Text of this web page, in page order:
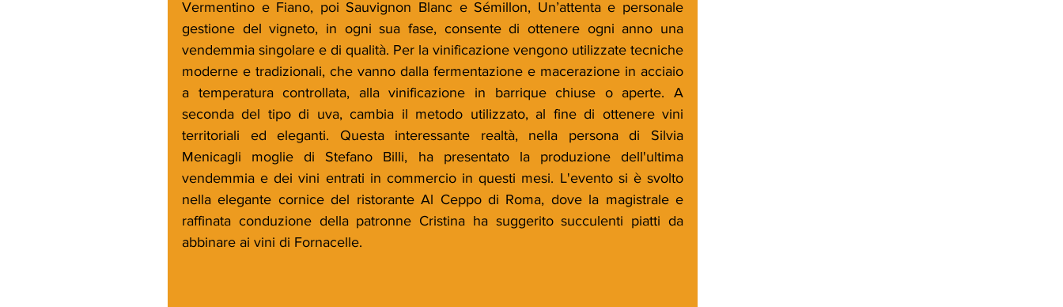
Vermentino e Fiano, poi Sauvignon Blanc e Sémillon, Un’attenta e personale
gestione del vigneto, in ogni sua fase, consente di ottenere ogni anno una
vendemmia singolare e di qualità. Per la vinificazione vengono utilizzate tecniche
moderne e tradizionali, che vanno dalla fermentazione e macerazione in acciaio
a temperatura controllata, alla vinificazione in barrique chiuse o aperte. A
seconda del tipo di uva, cambia il metodo utilizzato, al fine di ottenere vini
territoriali ed eleganti. Questa interessante realtà, nella persona di Silvia
Menicagli moglie di Stefano Billi, ha presentato la produzione dell'ultima
vendemmia e dei vini entrati in commercio in questi mesi. L'evento si è svolto
nella elegante cornice del ristorante Al Ceppo di Roma, dove la magistrale e
raffinata conduzione della patronne Cristina ha suggerito succulenti piatti da
abbinare ai vini di Fornacelle.